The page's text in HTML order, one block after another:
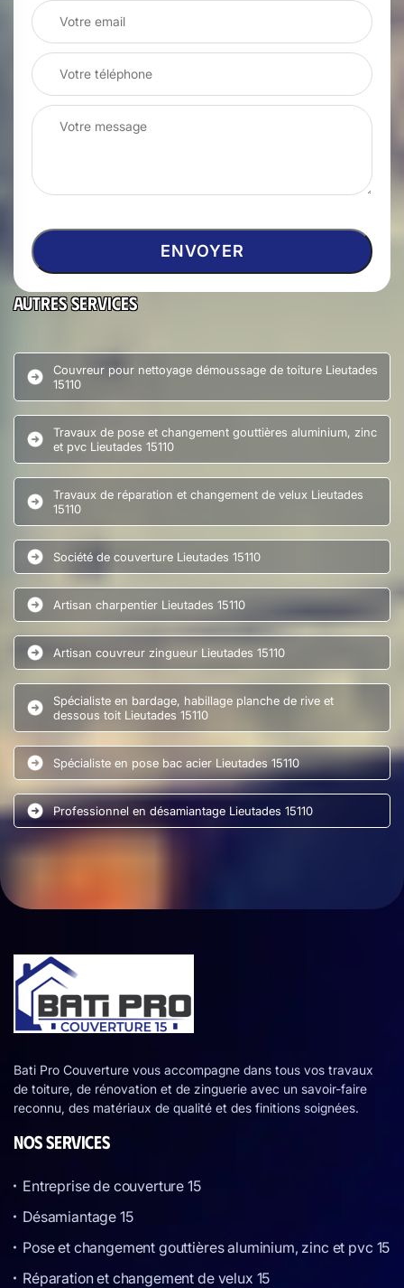
Autres services
Couvreur pour nettoyage démoussage de toiture Lieutades
15110
Travaux de pose et changement gouttières aluminium, zinc
et pvc Lieutades 15110
Travaux de réparation et changement de velux Lieutades
15110
Société de couverture Lieutades 15110
Artisan charpentier Lieutades 15110
Artisan couvreur zingueur Lieutades 15110
Spécialiste en bardage, habillage planche de rive et
dessous toit Lieutades 15110
Spécialiste en pose bac acier Lieutades 15110
Professionnel en désamiantage Lieutades 15110
Bati Pro Couverture vous accompagne dans tous vos travaux
de toiture, de rénovation et de zinguerie avec un savoir-faire
reconnu, des matériaux de qualité et des finitions soignées.
NOS SERVICES
Entreprise de couverture 15
Désamiantage 15
Pose et changement gouttières aluminium, zinc et pvc 15
Réparation et changement de velux 15